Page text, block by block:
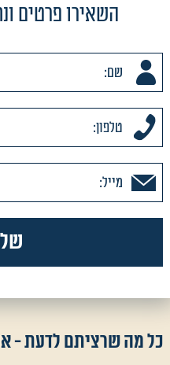
השאירו פרטים
כל מה שרציתם לדעת -